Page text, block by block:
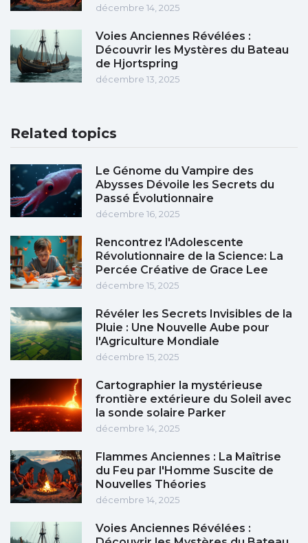
décembre 14, 2025
Voies Anciennes Révélées :
Découvrir les Mystères du Bateau
de Hjortspring
décembre 13, 2025
Related topics
Le Génome du Vampire des
Abysses Dévoile les Secrets du
Passé Évolutionnaire
décembre 16, 2025
Rencontrez l'Adolescente
Révolutionnaire de la Science: La
Percée Créative de Grace Lee
décembre 15, 2025
Révéler les Secrets Invisibles de la
Pluie : Une Nouvelle Aube pour
l'Agriculture Mondiale
décembre 15, 2025
Cartographier la mystérieuse
frontière extérieure du Soleil avec
la sonde solaire Parker
décembre 14, 2025
Flammes Anciennes : La Maîtrise
du Feu par l'Homme Suscite de
Nouvelles Théories
décembre 14, 2025
Voies Anciennes Révélées :